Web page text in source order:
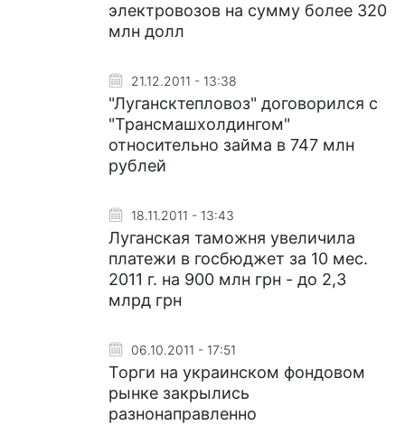
электровозов на сумму более 320
млн долл
21.12.2011 - 13:38
"Лугансктепловоз" договорился с
"Трансмашхолдингом"
относительно займа в 747 млн
рублей
18.11.2011 - 13:43
Луганская таможня увеличила
платежи в госбюджет за 10 мес.
2011 г. на 900 млн грн - до 2,3
млрд грн
06.10.2011 - 17:51
Торги на украинском фондовом
рынке закрылись
разнонаправленно